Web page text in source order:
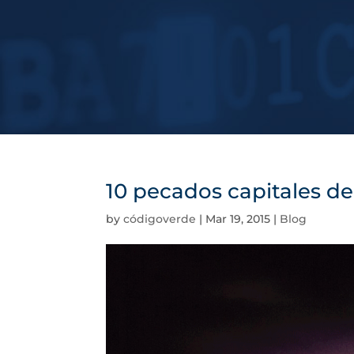
10 pecados capitales
bycódigoverde | Mar 19, 2015 | Blog